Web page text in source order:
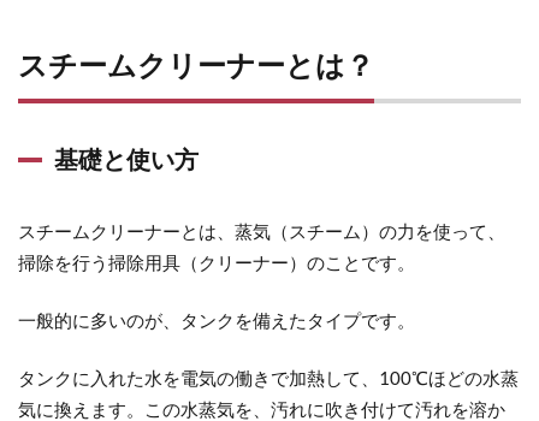
スチームクリーナーとは？
基礎と使い方
スチームクリーナーとは、 蒸気（スチーム）の力 を使って、
掃除を行う掃除用具（クリーナー）のことです。
一般的に多いのが、タンクを備えたタイプです。
タンクに入れた水を電気の働きで加熱して、100℃ほどの水蒸
気に換えます。この水蒸気を、汚れに吹き付けて汚れを溶か